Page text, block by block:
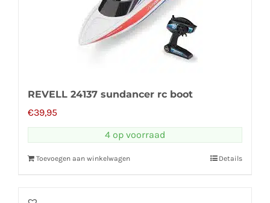
REVELL 24137 sundancer rc boot
€39,95
4 op voorraad
Toevoegen aan winkelwagen Details